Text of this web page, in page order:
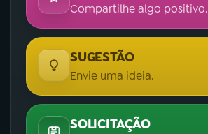
Compartilhe algo positivo.
SUGESTÃO
Envie uma ideia.
SOLICITAÇÃO